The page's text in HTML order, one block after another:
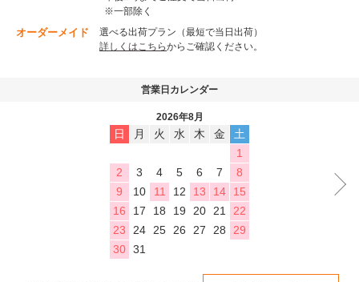
※一部除く
オーダーメイド
選べる出荷プラン（最短で当日出荷）
詳しくはこちらからご確認ください。
営業日カレンダー
2026年8月
日 月 火 水 木 金
土
1
2
3 4 5 6 7
8
9
10 11 12 13 14
15
16
17 18 19 20 21
22
23
24 25 26 27 28
29
30 31